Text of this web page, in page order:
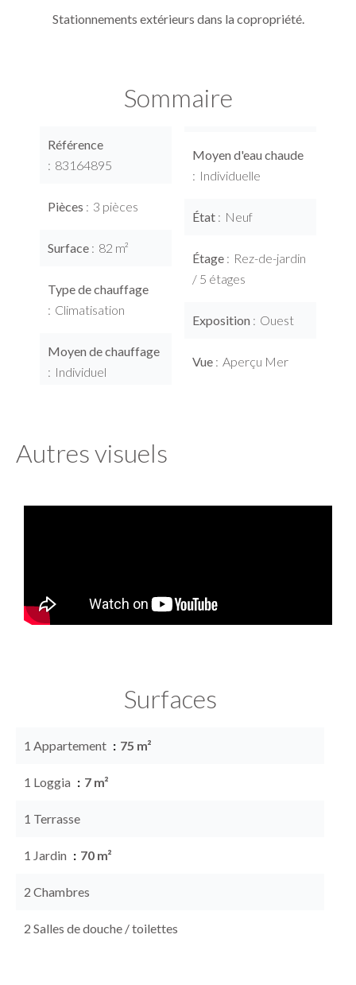
Stationnements extérieurs dans la copropriété.
Sommaire
Référence
83164895
Pièces 3 pièces
Surface 82 m²
Type de chauffage
Climatisation
Moyen de chauffage
Individuel
Moyen d'eau chaude
Individuelle
État Neuf
Étage
Rez-de-jardin
/ 5 étages
Exposition Ouest
Vue Aperçu Mer
Autres visuels
Surfaces
1 Appartement 75 m²
1 Loggia 7 m²
1 Terrasse
1 Jardin 70 m²
2 Chambres
2 Salles de douche / toilettes